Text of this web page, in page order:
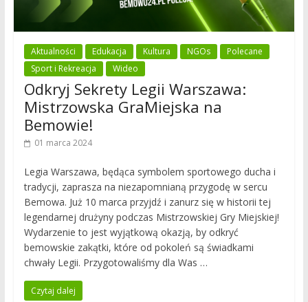
Aktualności Edukacja Kultura NGOs
Polecane
Sport i Rekreacja
Wideo
Odkryj Sekrety Legii Warszawa:
Mistrzowska GraMiejska na
Bemowie!
01 marca 2024
Legia Warszawa, będąca symbolem sportowego ducha i
tradycji, zaprasza na niezapomnianą przygodę w sercu
Bemowa. Już 10 marca przyjdź i zanurz się w historii tej
legendarnej drużyny podczas Mistrzowskiej Gry Miejskiej!
Wydarzenie to jest wyjątkową okazją, by odkryć
bemowskie zakątki, które od pokoleń są świadkami
chwały Legii. Przygotowaliśmy dla Was …
Czytaj dalej